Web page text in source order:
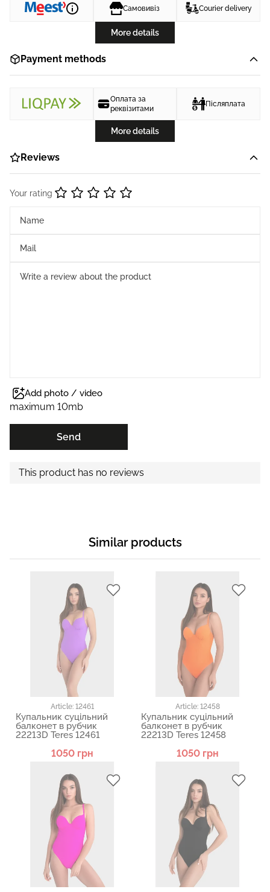
Самовивіз Courier delivery
More details
Payment methods
Оплата за
реквізитами
Післяплата
More details
Reviews
Your rating
Add photo / video
maximum 10mb
Send
This product has no reviews
Similar products
Article: 12461
Купальник суцільний
балконет в рубчик
22213D Teres 12461
1050 грн
Article: 12458
Купальник суцільний
балконет в рубчик
22213D Teres 12458
1050 грн